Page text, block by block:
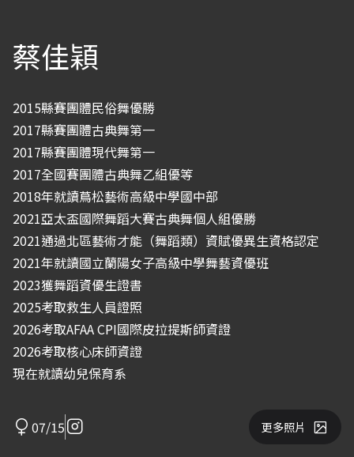
蔡佳穎
2015縣賽團體民俗舞優勝
2017縣賽團體古典舞第一
2017縣賽團體現代舞第一
2017全國賽團體古典舞乙組優等
2018年就讀蔦松藝術高級中學國中部
2021亞太盃國際舞蹈大賽古典舞個人組優勝
2021通過北區藝術才能（舞蹈類）資賦優異生資格認定
2021年就讀國立蘭陽女子高級中學舞藝資優班
2023獲舞蹈資優生證書
2025考取救生人員證照
2026考取AFAA CPI國際皮拉提斯師資證
2026考取核心床師資證
現在就讀幼兒保育系
07/15 更多照片